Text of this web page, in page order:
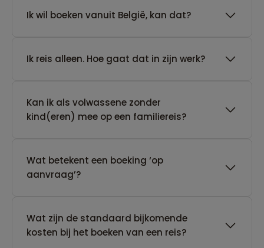
Ik wil boeken vanuit België, kan dat?
​Ik reis alleen. Hoe gaat dat in zijn werk?
Kan ik als volwassene zonder
kind(eren) mee op een familiereis?
Wat betekent een boeking ‘op
aanvraag’?
Wat zijn de standaard bijkomende
kosten bij het boeken van een reis?